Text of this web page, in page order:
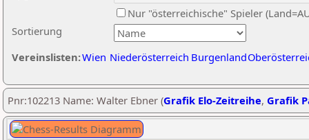
Sortierung
Nur "österreichische" Spieler
Vereinslisten:Wien Niederösterreich Burgenland
Pnr:102213 Name: Walter Ebner (Grafik Elo-Zeitreihe, Grafik